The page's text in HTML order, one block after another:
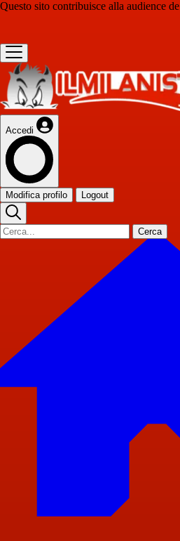
Questo sito contribuisce alla audience de
Accedi
Modifica profilo Logout
Cerca